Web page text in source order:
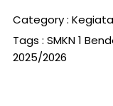
Category :
Tags : SMKN 1
2025/2026